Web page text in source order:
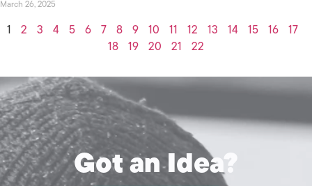
March 26, 2025
1 2 3 4 5 6 7 8 9 10 11 12 13 14 15 16
17
18
19 20 21 22
Got an Idea?